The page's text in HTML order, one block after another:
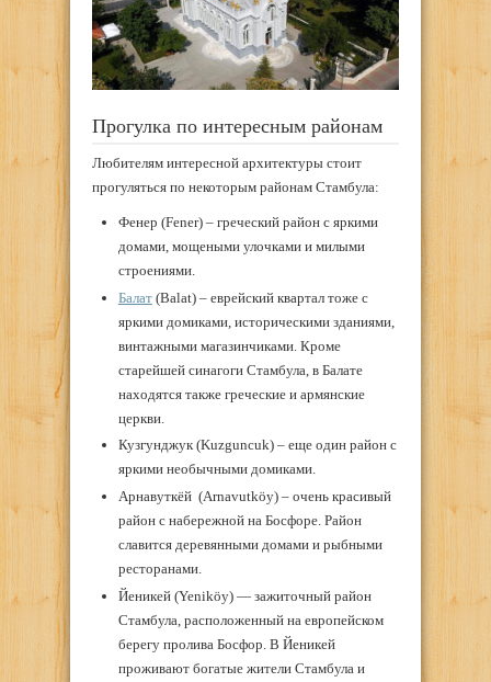
Прогулка по интересным районам
Любителям интересной архитектуры стоит
прогуляться по некоторым районам Стамбула:
Фенер (Fener) – греческий район с яркими
домами, мощеными улочками и милыми
строениями.
Балат(Balat) – еврейский квартал тоже с
яркими домиками, историческими зданиями,
винтажными магазинчиками. Кроме
старейшей синагоги Стамбула, в Балате
находятся также греческие и армянские
церкви.
Кузгунджук (Kuzguncuk) – еще один район с
яркими необычными домиками.
Арнавуткёй (Arnavutköy) – очень красивый
район с набережной на Босфоре. Район
славится деревянными домами и рыбными
ресторанами.
Йеникей (Yeniköy) — зажиточный район
Стамбула, расположенный на европейском
берегу пролива Босфор. В Йеникей
проживают богатые жители Стамбула и